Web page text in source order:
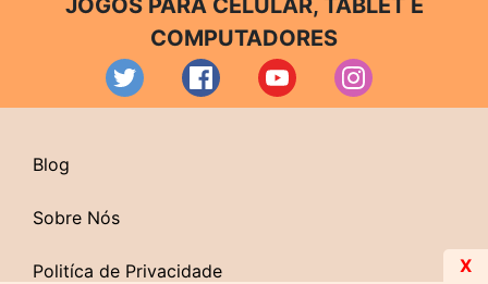
JOGOS PARA CELULAR, TABLET E
COMPUTADORES
Blog
Sobre Nós
Politíca de Privacidade X